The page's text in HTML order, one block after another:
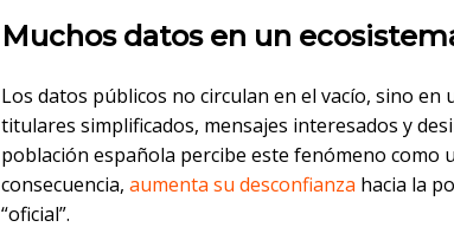
Muchos datos en un
Los datos públicos no circulan en el vacío, sino
titulares simplificados, mensajes interesados y
población española percibe este fenómeno como
consecuencia, aumenta su desconfianza hacia la
“oficial”.